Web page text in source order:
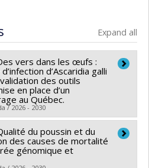
Expand all
vers dans les œufs :
d’Ascaridia galli
des outils
en place d’un
au Québec.
/ 2026 - 2030
Boulianne
Robichaud
du poussin et du
des causes de mortalité
génomique et